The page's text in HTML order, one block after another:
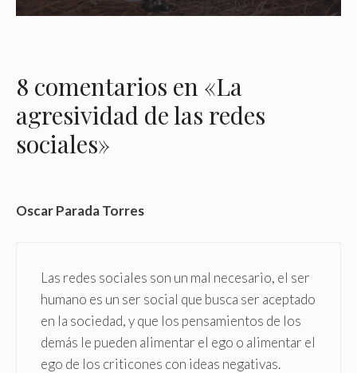
8 comentarios en «La
agresividad de las redes
sociales»
Oscar Parada Torres
Las redes sociales son un mal necesario, el ser
humano es un ser social que busca ser aceptado
en la sociedad, y que los pensamientos de los
demás le pueden alimentar el ego o alimentar el
ego de los criticones con ideas negativas.